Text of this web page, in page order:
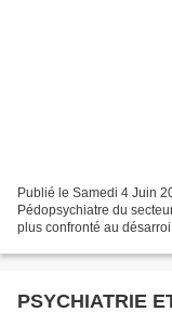
Publié le Samedi 4 Juin
Pédopsychiatre du
plus confronté au
PSYCHIATRIE